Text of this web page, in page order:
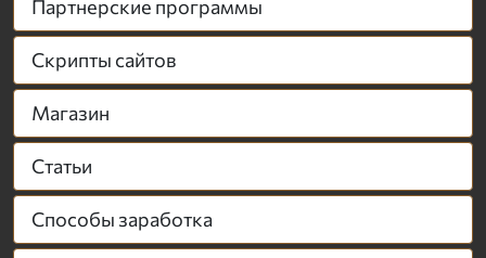
Партнерские программы
Скрипты сайтов
Магазин
Статьи
Способы заработка